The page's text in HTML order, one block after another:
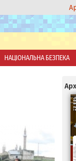
НАЦІОНАЛЬНА БЕЗПЕКА